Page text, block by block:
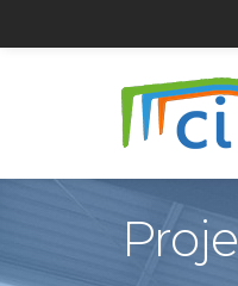
Construcciones
Industriales
Normalizadas